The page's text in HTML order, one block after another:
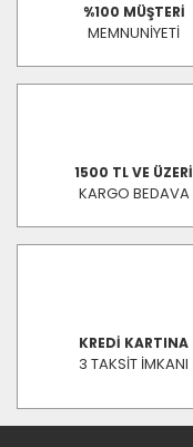
%100 MÜŞTERİ
MEMNUNİYETİ
1500 TL VE ÜZERİ
KARGO BEDAVA
KREDİ KARTINA
3 TAKSİT İMKANI